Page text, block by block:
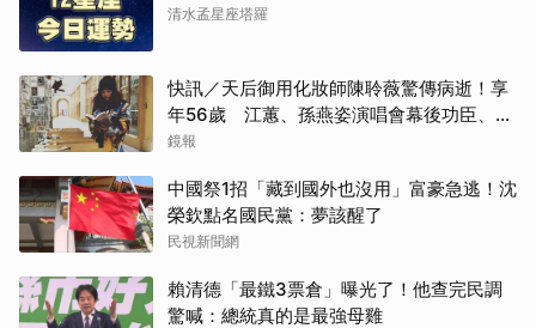
清水孟星座塔羅
快訊／天后御用化妝師陳聆薇驚傳病逝！享
年56歲 江蕙、孫燕姿演唱會幕後功臣、蔡
健雅崩潰難接受
鏡報
中國祭1招「藏到國外也沒用」富豪急逃！沈
榮欽點名國民黨：夢該醒了
民視新聞網
賴清德「最鐵3票倉」曝光了！他查完民調
驚喊：總統真的是最強母雞